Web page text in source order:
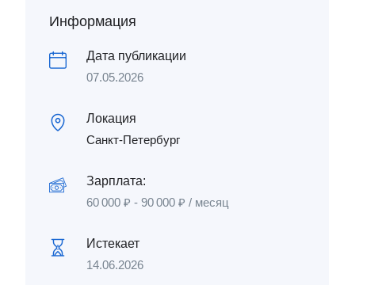
Информация
Дата публикации
07.05.2026
Локация
Санкт-Петербург
Зарплата:
60 000 ₽ - 90 000 ₽ / месяц
Истекает
14.06.2026